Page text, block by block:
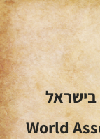
בישראל
World